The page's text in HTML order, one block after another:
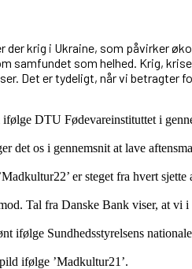
krig i Ukraine, som påvirker
samfundet som helhed. Krig,
Det er tydeligt, når vi betragter
DTU Fødevareinstituttet i
det os i gennemsnit at lave
er steget fra hvert sjette
Tal fra Danske Bank viser, at vi
ifølge Sundhedsstyrelsens
ifølge ’Madkultur21’.